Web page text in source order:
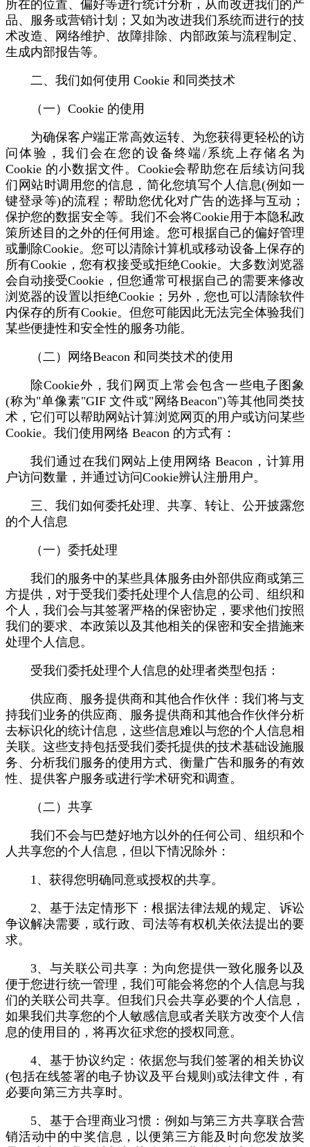
所在的位置、偏好等进行统计分析，从而改进我们的产
品、服务或营销计划；又如为改进我们系统而进行的技
术改造、网络维护、故障排除、内部政策与流程制定、
生成内部报告等。
二、我们如何使用 Cookie 和同类技术
（一）Cookie 的使用
为确保客户端正常高效运转、为您获得更轻松的访
问体验，我们会在您的设备终端/系统上存储名为
Cookie 的小数据文件。Cookie会帮助您在后续访问我
们网站时调用您的信息，简化您填写个人信息(例如一
键登录等)的流程；帮助您优化对广告的选择与互动；
保护您的数据安全等。我们不会将Cookie用于本隐私政
策所述目的之外的任何用途。您可根据自己的偏好管理
或删除Cookie。您可以清除计算机或移动设备上保存的
所有Cookie，您有权接受或拒绝Cookie。大多数浏览器
会自动接受Cookie，但您通常可根据自己的需要来修改
浏览器的设置以拒绝Cookie；另外，您也可以清除软件
内保存的所有Cookie。但您可能因此无法完全体验我们
某些便捷性和安全性的服务功能。
（二）网络Beacon 和同类技术的使用
除Cookie外，我们网页上常会包含一些电子图象
(称为"单像素"GIF 文件或"网络Beacon")等其他同类技
术，它们可以帮助网站计算浏览网页的用户或访问某些
Cookie。我们使用网络 Beacon 的方式有：
我们通过在我们网站上使用网络 Beacon，计算用
户访问数量，并通过访问Cookie辨认注册用户。
三、我们如何委托处理、共享、转让、公开披露您
的个人信息
（一）委托处理
我们的服务中的某些具体服务由外部供应商或第三
方提供，对于受我们委托处理个人信息的公司、组织和
个人，我们会与其签署严格的保密协定，要求他们按照
我们的要求、本政策以及其他相关的保密和安全措施来
处理个人信息。
受我们委托处理个人信息的处理者类型包括：
供应商、服务提供商和其他合作伙伴：我们将与支
持我们业务的供应商、服务提供商和其他合作伙伴分析
去标识化的统计信息，这些信息难以与您的个人信息相
关联。这些支持包括受我们委托提供的技术基础设施服
务、分析我们服务的使用方式、衡量广告和服务的有效
性、提供客户服务或进行学术研究和调查。
（二）共享
我们不会与巴楚好地方以外的任何公司、组织和个
人共享您的个人信息，但以下情况除外：
1、获得您明确同意或授权的共享。
2、基于法定情形下：根据法律法规的规定、诉讼
争议解决需要，或行政、司法等有权机关依法提出的要
求。
3、与关联公司共享：为向您提供一致化服务以及
便于您进行统一管理，我们可能会将您的个人信息与我
们的关联公司共享。但我们只会共享必要的个人信息，
如果我们共享您的个人敏感信息或者关联方改变个人信
息的使用目的，将再次征求您的授权同意。
4、基于协议约定：依据您与我们签署的相关协议
(包括在线签署的电子协议及平台规则)或法律文件，有
必要向第三方共享时。
5、基于合理商业习惯：例如与第三方共享联合营
销活动中的中奖信息，以便第三方能及时向您发放奖